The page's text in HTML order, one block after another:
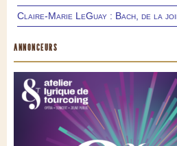
Claire-Marie LeGuay : Bach, de la
ANNONCEURS